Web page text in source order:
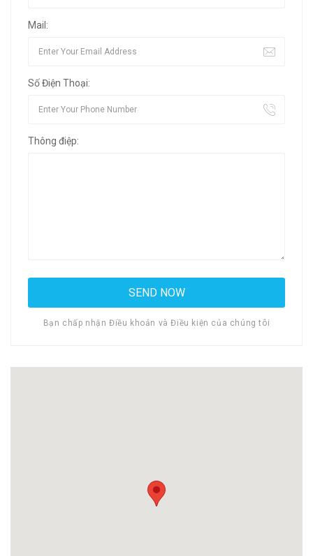
Mail:
Số Điện Thoại:
Thông điệp:
Bạn chấp nhận Điều khoản và Điều kiện của chúng tôi